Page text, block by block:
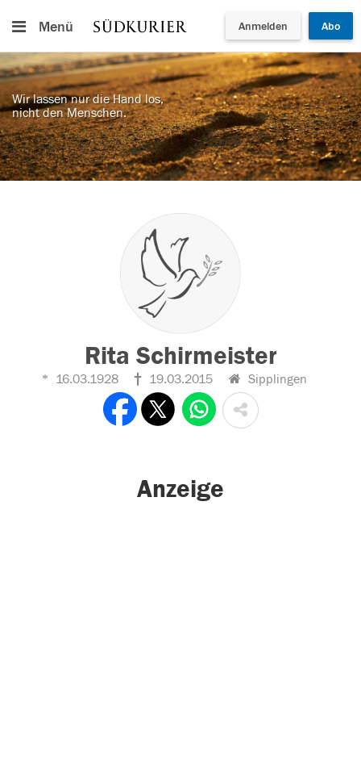
Menü Anmelden Abo
Wir lassen nur die Hand los,
nicht den Menschen.
Rita Schirmeister
16.03.1928 19.03.2015 Sipplingen
Anzeige